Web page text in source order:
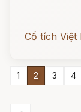
Cổ tích Việt
1 2 3 4